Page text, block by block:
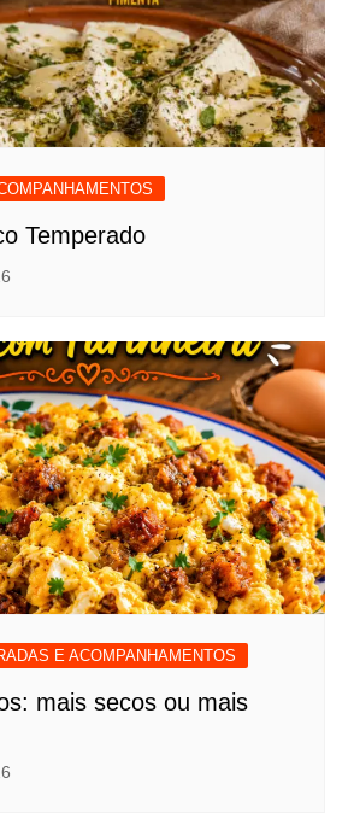
Temperado
E ACOMPANHAMENTOS
mais secos ou mais